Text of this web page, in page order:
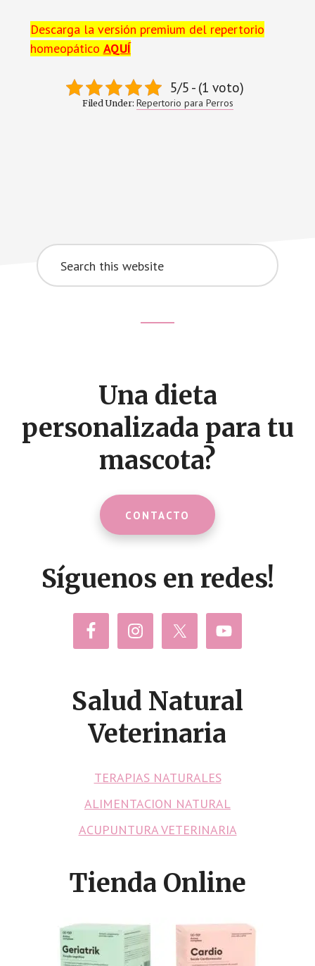
Descarga la versión premium del repertorio
homeopático AQUÍ
5/5 - (1 voto)
Filed Under: Repertorio para Perros
Search
this
website
Una dieta
personalizada para tu
mascota?
CONTACTO
Síguenos en redes!
Salud Natural
Veterinaria
TERAPIAS NATURALES
ALIMENTACION NATURAL
ACUPUNTURA VETERINARIA
Tienda Online